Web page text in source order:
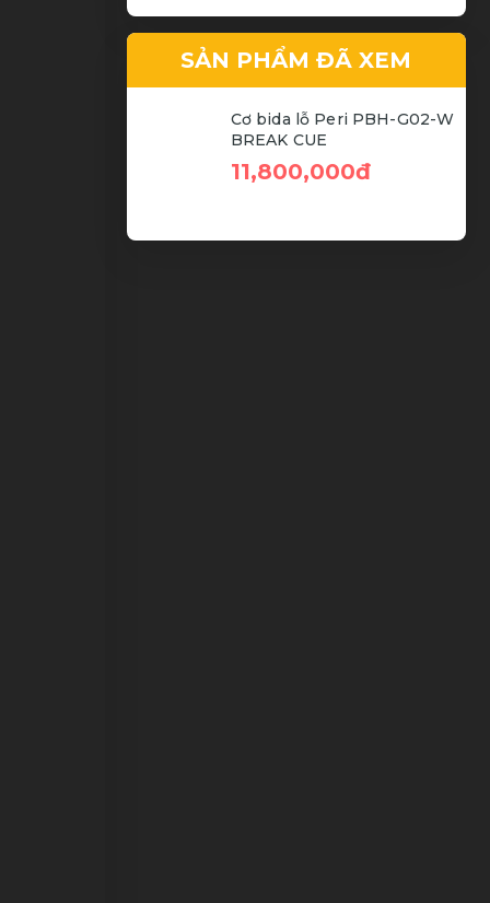
SẢN PHẨM ĐÃ XEM
Cơ bida lỗ Peri PBH-G02-W
BREAK CUE
11,800,000đ